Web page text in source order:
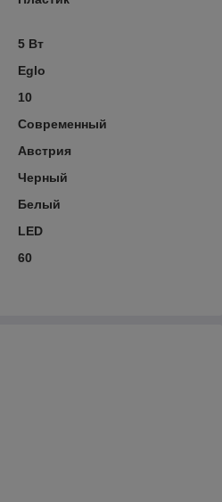
5 Вт
Eglo
10
Современный
Австрия
Черный
Белый
LED
60